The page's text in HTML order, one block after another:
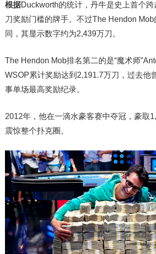
根据Duckworth的统计，丹牛是史上首个
刀奖励门槛的牌手。不过The Hendon
同，其显示数字约为2,439万刀。
The Hendon Mob排名第二的是“魔术师
WSOP累计奖励达到2,191.7万刀，过去他
事单场最高奖励纪录。
2012年，他在一滴水豪客赛中夺冠，豪取
震惊整个扑克圈。